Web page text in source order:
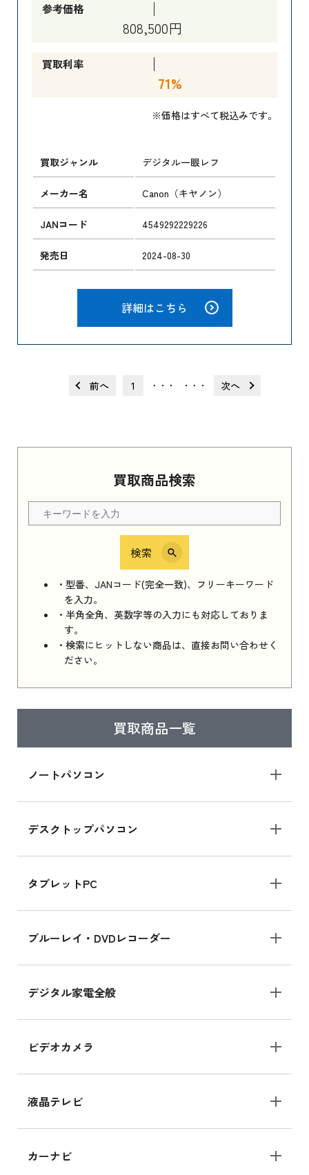
買取商品検索
検索
・型番、JANコード(完全一致)、フリーキーワード
を入力。
・半角全角、英数字等の入力にも対応しておりま
す。
・検索にヒットしない商品は、直接お問い合わせく
ださい。
買取商品一覧
ノートパソコン
デスクトップパソコン
タブレットPC
ブルーレイ・DVDレコーダー
デジタル家電全般
ビデオカメラ
液晶テレビ
カーナビ
参考価格
808,500円
買取利率
71%
※価格はすべて税込みです。
買取ジャンル デジタル一眼レフ
メーカー名 Canon（キヤノン）
JANコード 4549292229226
発売日 2024-08-30
詳細はこちら
前へ 1 ・・・ ・・・ 次へ